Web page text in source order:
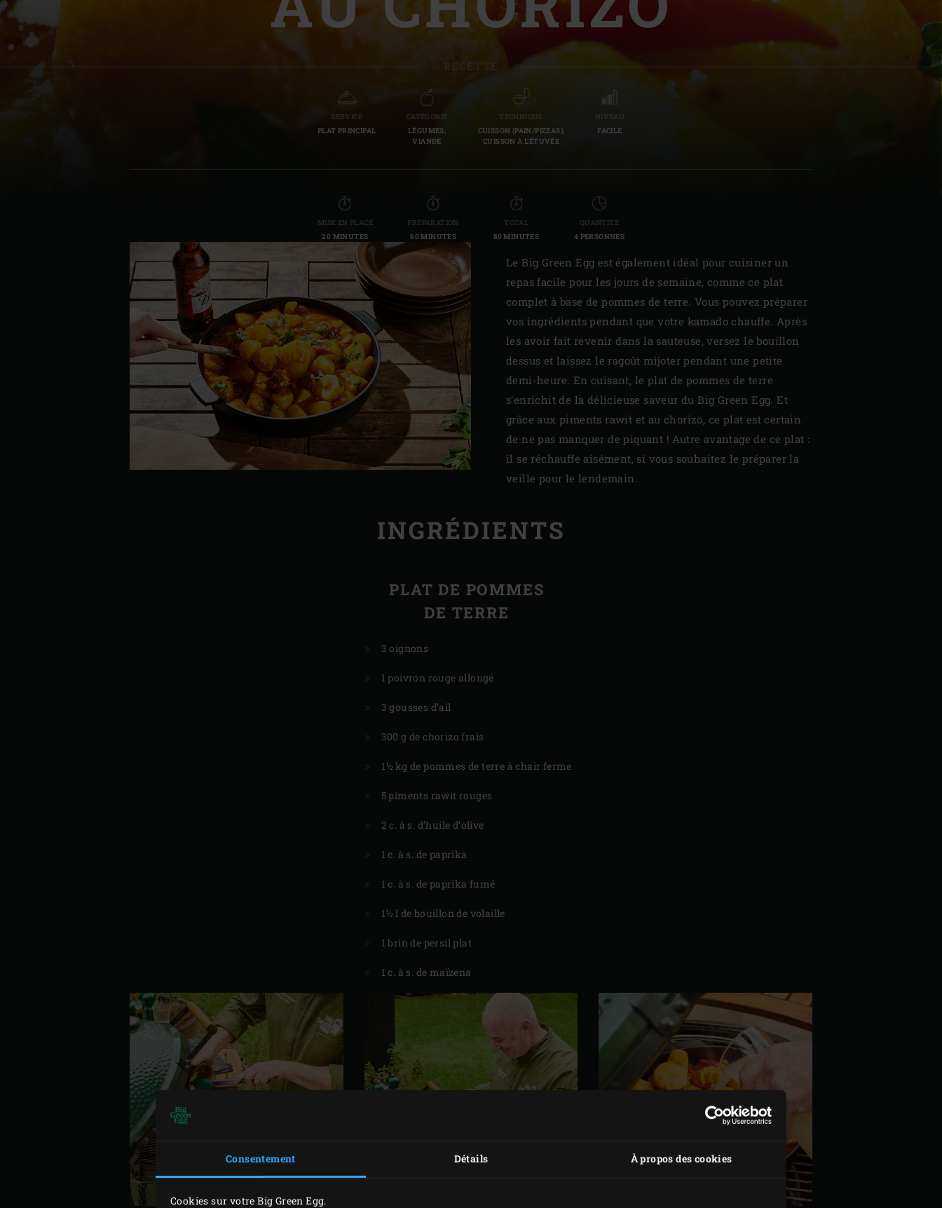
Consentement Détails À propos des cookies
Cookies sur votre Big Green Egg.
Greece | Ελλάδα
Slovenia | Slovenija
Spain | España
Switzerland (French) | Schweiz (Français)
Switzerland | Schweiz
Turkey | Türkiye
RECETTE
SERVICE
PLAT PRINCIPAL
CATÉGORIE
LÉGUMES,
VIANDE
TECHNIQUE
CUISSON (PAIN/PIZZAS),
CUISSON À L'ÉTUVÉE
NIVEAU
FACILE
MISE EN PLACE
20 MINUTES
PRÉPARATION
60 MINUTES
TOTAL
80 MINUTES
QUANTITÉ
4 PERSONNES
Le Big Green Egg est également idéal pour cuisiner un
repas facile pour les jours de semaine, comme ce plat
complet à base de pommes de terre. Vous pouvez préparer
vos ingrédients pendant que votre kamado chauffe. Après
les avoir fait revenir dans la sauteuse, versez le bouillon
dessus et laissez le ragoût mijoter pendant une petite
demi-heure. En cuisant, le plat de pommes de terre
s’enrichit de la délicieuse saveur du Big Green Egg. Et
grâce aux piments rawit et au chorizo, ce plat est certain
de ne pas manquer de piquant ! Autre avantage de ce plat :
il se réchauffe aisément, si vous souhaitez le préparer la
veille pour le lendemain.
INGRÉDIENTS
PLAT DE POMMES
DE TERRE
3 oignons
1 poivron rouge allongé
3 gousses d’ail
300 g de chorizo frais
1½ kg de pommes de terre à chair ferme
5 piments rawit rouges
2 c. à s. d’huile d’olive
1 c. à s. de paprika
1 c. à s. de paprika fumé
1½ l de bouillon de volaille
1 brin de persil plat
1 c. à s. de maïzena